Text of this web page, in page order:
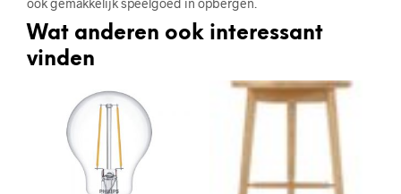
ook gemakkelijk speelgoed in opbergen.
Wat anderen ook interessant
vinden